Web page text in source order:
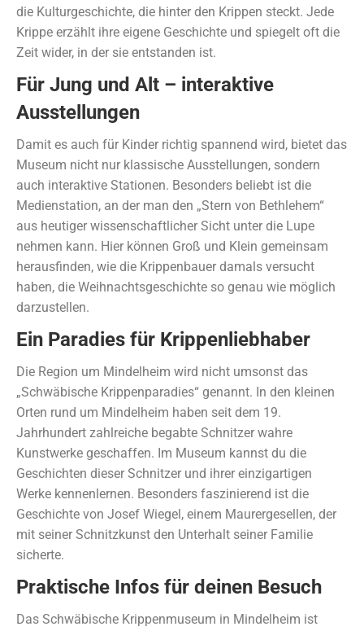
die Kulturgeschichte, die hinter den Krippen steckt. Jede
Krippe erzählt ihre eigene Geschichte und spiegelt oft die
Zeit wider, in der sie entstanden ist.
Für Jung und Alt – interaktive
Ausstellungen
Damit es auch für Kinder richtig spannend wird, bietet das
Museum nicht nur klassische Ausstellungen, sondern
auch interaktive Stationen. Besonders beliebt ist die
Medienstation, an der man den „Stern von Bethlehem“
aus heutiger wissenschaftlicher Sicht unter die Lupe
nehmen kann. Hier können Groß und Klein gemeinsam
herausfinden, wie die Krippenbauer damals versucht
haben, die Weihnachtsgeschichte so genau wie möglich
darzustellen.
Ein Paradies für Krippenliebhaber
Die Region um Mindelheim wird nicht umsonst das
„Schwäbische Krippenparadies“ genannt. In den kleinen
Orten rund um Mindelheim haben seit dem 19.
Jahrhundert zahlreiche begabte Schnitzer wahre
Kunstwerke geschaffen. Im Museum kannst du die
Geschichten dieser Schnitzer und ihrer einzigartigen
Werke kennenlernen. Besonders faszinierend ist die
Geschichte von Josef Wiegel, einem Maurergesellen, der
mit seiner Schnitzkunst den Unterhalt seiner Familie
sicherte.
Praktische Infos für deinen Besuch
Das Schwäbische Krippenmuseum in Mindelheim ist